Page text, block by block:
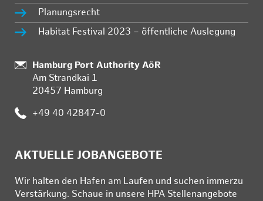
Planungsrecht
Habitat Festival 2023 – öffentliche Auslegung
Standort:
Hamburg Port Authority AöR
Am Strandkai 1
20457 Hamburg
Telefon:
+49 40 42847-0
AKTUELLE JOBANGEBOTE
Wir hal­ten den Ha­fen am Lau­fen und su­chen im­mer­zu
Ver­stär­kung. Schau­e in un­se­re HPA Stel­len­an­ge­bo­te